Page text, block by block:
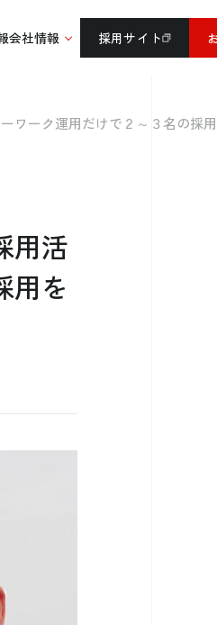
会社情報 採用サイト
ワーク運用だけで２～３名の採
用活
用を